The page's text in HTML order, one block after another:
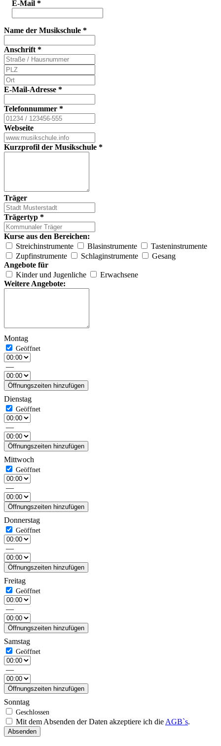
E-Mail *
Name der Musikschule *
Anschrift *
E-Mail-Adresse *
Telefonnummer *
Webseite
Kurzprofil der Musikschule *
Träger
Trägertyp *
Kurse aus den Bereichen:
Streichinstrumente
Blasinstrumente
Tasteninstrumente
Zupfinstrumente
Schlaginstrumente
Gesang
Angebote für
Kinder und Jugenliche
Erwachsene
Weitere Angebote:
Montag
—
Öffnungszeiten hinzufügen
Dienstag
—
Öffnungszeiten hinzufügen
Mittwoch
—
Öffnungszeiten hinzufügen
Donnerstag
—
Öffnungszeiten hinzufügen
Freitag
—
Öffnungszeiten hinzufügen
Samstag
—
Öffnungszeiten hinzufügen
Sonntag
Mit dem Absenden der Daten akzeptiere ich die AGB`s.
Absenden